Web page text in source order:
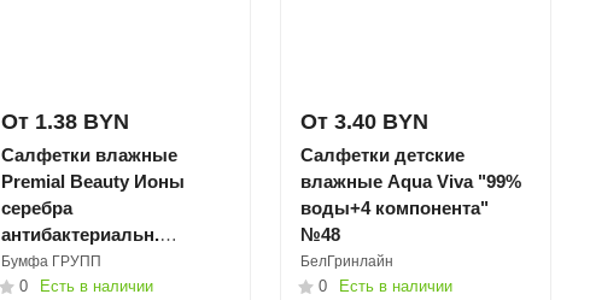
От 1.38 BYN
Салфетки влажные
Premial Beauty Ионы
серебра
антибактериальн.
упаковка №15
Бумфа ГРУПП
0 Есть в наличии
От 3.40 BYN
Салфетки детские
влажные Aqua Viva "99%
воды+4 компонента"
№48
БелГринлайн
0 Есть в наличии